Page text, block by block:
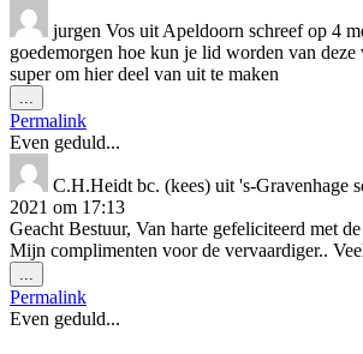
jurgen Vos uitApeldoorn schreef op 4
goedemorgen hoe kun je lid worden van
super om hier deel van uit te maken
...
deze
metabox.
Permalink
Even geduld...
C.H.Heidt bc. (kees) uit 's-Gravenhage
2021 om 17:13
Geacht Bestuur, Van harte gefeliciteerd met
Mijn complimenten voor de vervaardiger..
...
deze
metabox.
Permalink
Even geduld...